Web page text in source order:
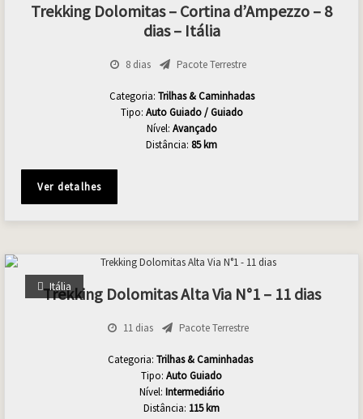
Trekking Dolomitas – Cortina d’Ampezzo – 8
dias – Itália
8 dias Pacote Terrestre
Categoria: Trilhas & Caminhadas
Tipo: Auto Guiado / Guiado
Nível: Avançado
Distância: 85 km
Ver detalhes
Itália
Trekking Dolomitas Alta Via N°1 – 11 dias
11 dias Pacote Terrestre
Categoria: Trilhas & Caminhadas
Tipo: Auto Guiado
Nível: Intermediário
Distância: 115 km